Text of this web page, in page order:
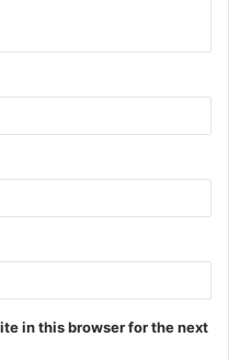
in this browser for the next